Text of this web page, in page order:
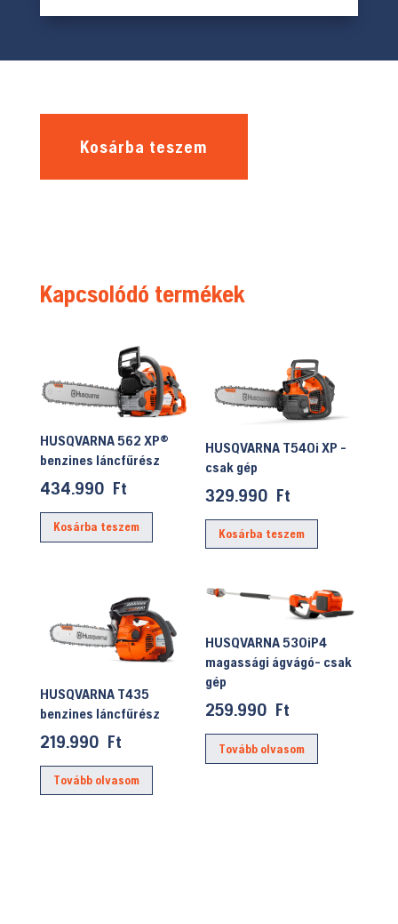
Kosárba teszem
Kapcsolódó termékek
HUSQVARNA 562 XP®
benzines láncfűrész
434.990 Ft
Kosárba teszem
HUSQVARNA T540i XP -
csak gép
329.990 Ft
Kosárba teszem
HUSQVARNA T435
benzines láncfűrész
219.990 Ft
Tovább olvasom
HUSQVARNA 530iP4
magassági ágvágó- csak
gép
259.990 Ft
Tovább olvasom